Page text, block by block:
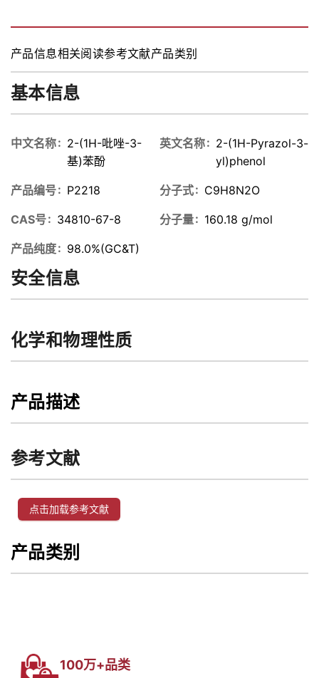
产品信息相关阅读参考文献产品类别
基本信息
中文名称
2-(1H-吡唑-3-
基)苯酚
英文名称
2-(1H-Pyrazol-3-
yl)phenol
产品编号 P2218 分子式 C9H8N2O
CAS号 34810-67-8 分子量 160.18 g/mol
产品纯度 98.0%(GC&T)
安全信息
化学和物理性质
产品描述
参考文献
点击加载参考文献
产品类别
100万+品类